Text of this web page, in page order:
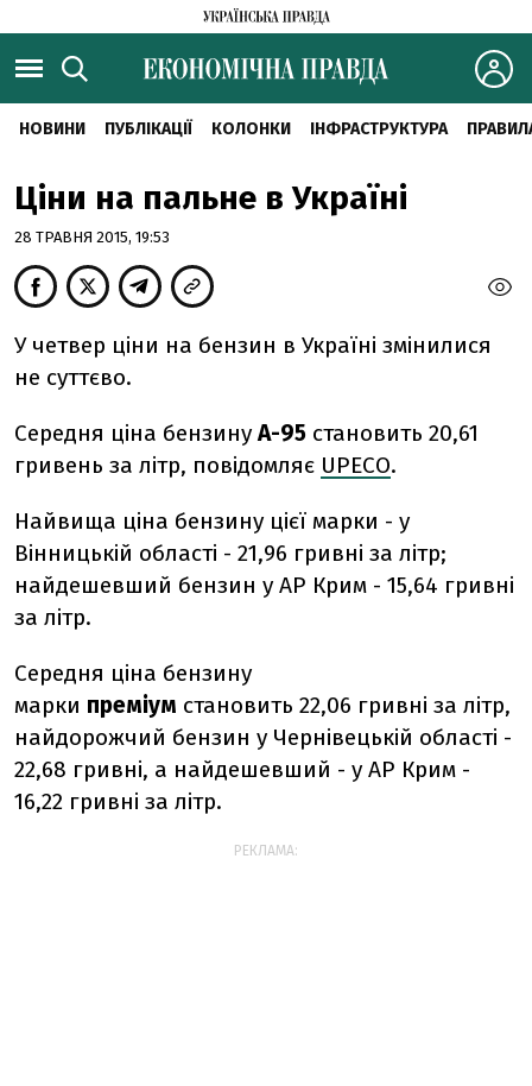
НОВИНИ ПУБЛІКАЦІЇ КОЛОНКИ ІНФРАСТРУКТУРА
Ціни на пальне в Україні
28 ТРАВНЯ 2015, 19:53
У четвер ціни на бензин в Україні змінилися
не суттєво.
Середня ціна бензинуА-95 становить 20,61
гривень за літр, повідомляє UPECO.
Найвища ціна бензину цієї марки - у
Вінницькій області - 21,96 гривні за літр;
найдешевший бензин у АР Крим - 15,64 гривні
за літр.
Середня ціна бензину
марки преміум становить 22,06 гривні за літр,
найдорожчий бензин у Чернівецькій області -
22,68 гривні, а найдешевший - у АР Крим -
16,22 гривні за літр.
РЕКЛАМА: